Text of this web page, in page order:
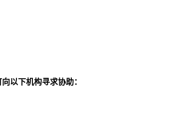
以下机构寻求协助：